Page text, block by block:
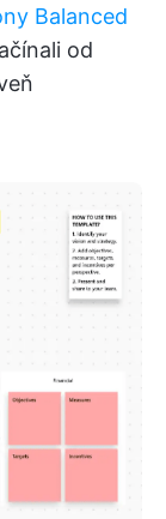
Balanced
od